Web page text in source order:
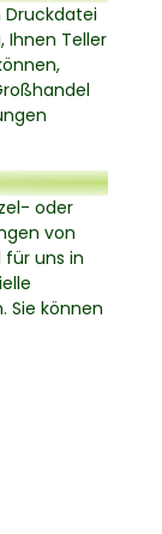
Druckdatei
Ihnen Teller
oder
von
für uns in
Sie können